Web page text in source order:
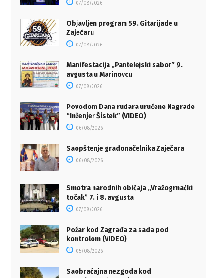
07/08/2026
Objavljen program 59. Gitarijade u
Zaječaru
07/08/2026
Manifestacija „Pantelejski sabor” 9.
avgusta u Marinovcu
07/08/2026
Povodom Dana rudara uručene Nagrade
“Inženjer Šistek” (VIDEO)
06/08/2026
Saopštenje gradonačelnika Zaječara
06/08/2026
Smotra narodnih običaja „Vražogrnački
točakˮ 7. i 8. avgusta
07/08/2026
Požar kod Zagrađa za sada pod
kontrolom (VIDEO)
05/08/2026
Saobraćajna nezgoda kod